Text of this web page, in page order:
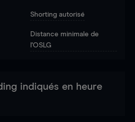
Shorting autorisé
Distance minimale de
l'OSLG
indiqués en heure